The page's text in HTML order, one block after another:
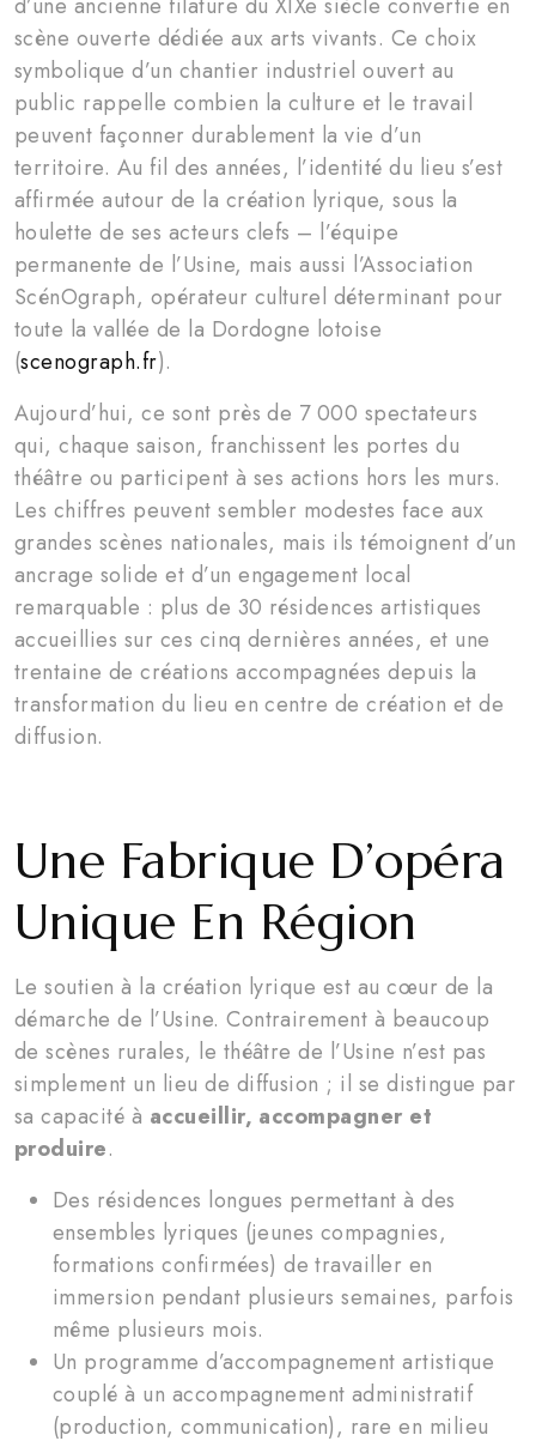
scène ouverte dédiée aux arts vivants. Ce choix
symbolique d’un chantier industriel ouvert au
public rappelle combien la culture et le travail
peuvent façonner durablement la vie d’un
territoire. Au fil des années, l’identité du lieu s’est
affirmée autour de la création lyrique, sous la
houlette de ses acteurs clefs – l’équipe
permanente de l’Usine, mais aussi l’Association
ScénOgraph, opérateur culturel déterminant pour
toute la vallée de la Dordogne lotoise
(scenograph.fr).
Aujourd’hui, ce sont près de 7 000 spectateurs
qui, chaque saison, franchissent les portes du
théâtre ou participent à ses actions hors les murs.
Les chiffres peuvent sembler modestes face aux
grandes scènes nationales, mais ils témoignent d’un
ancrage solide et d’un engagement local
remarquable : plus de 30 résidences artistiques
accueillies sur ces cinq dernières années, et une
trentaine de créations accompagnées depuis la
transformation du lieu en centre de création et de
diffusion.
Une Fabrique D’opéra
Unique En Région
Le soutien à la création lyrique est au cœur de la
démarche de l’Usine. Contrairement à beaucoup
de scènes rurales, le théâtre de l’Usine n’est pas
simplement un lieu de diffusion ; il se distingue par
sa capacité à accueillir, accompagner et
produire.
Des résidences longues permettant à des
ensembles lyriques (jeunes compagnies,
formations confirmées) de travailler en
immersion pendant plusieurs semaines, parfois
même plusieurs mois.
Un programme d’accompagnement artistique
couplé à un accompagnement administratif
(production, communication), rare en milieu